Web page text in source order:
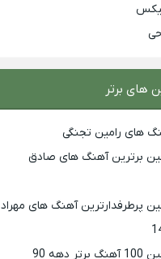
های برتر
های رامین تجنگی
برترین آهنگ های صادق
پرطرفدارترین آهنگ های مهراد
دهه 90